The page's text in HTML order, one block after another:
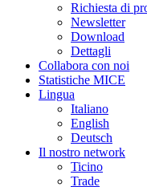
Richiesta di
Newsletter
Download
Dettagli
Collabora con noi
Statistiche MICE
Lingua
Italiano
English
Deutsch
Il nostro network
Ticino
Trade